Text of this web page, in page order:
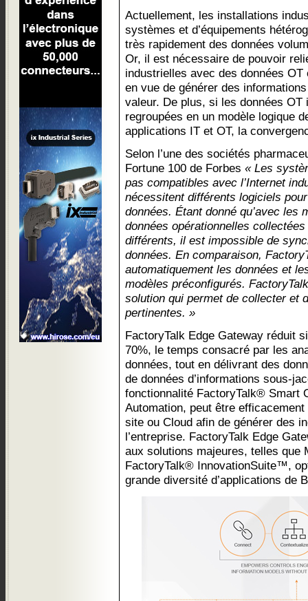
Actuellement, les installations
systèmes et d’équipements
très rapidement des données
Or, il est nécessaire de pouvoir
industrielles avec des données
en vue de générer des
valeur. De plus, si les données
regroupées en un modèle logique
applications IT et OT, la
Selon l’une des sociétés
Fortune 100 de Forbes « Les
pas compatibles avec l’Internet
nécessitent différents logiciels
données. Étant donné qu’avec les
données opérationnelles
différents, il est impossible de
données. En comparaison,
automatiquement les données et
modèles préconfigurés.
solution qui permet de collecter et
pertinentes. »
FactoryTalk Edge Gateway réduit
70%, le temps consacré par les
données, tout en délivrant des
de données d’informations sous-
fonctionnalité FactoryTalk® Smart
Automation, peut être
site ou Cloud afin de générer des
l’entreprise. FactoryTalk Edge
aux solutions majeures, telles que
FactoryTalk® InnovationSuite™,
grande diversité d’applications de